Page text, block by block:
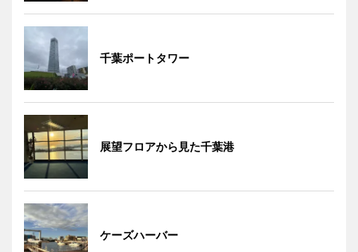
千葉ポートタワー
展望フロアから見た千葉港
ケーズハーバー